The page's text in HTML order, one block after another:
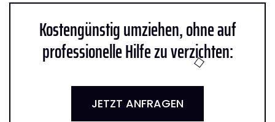
Kostengünstig umziehen, ohne auf
professionelle Hilfe zu verzichten:
JETZT ANFRAGEN